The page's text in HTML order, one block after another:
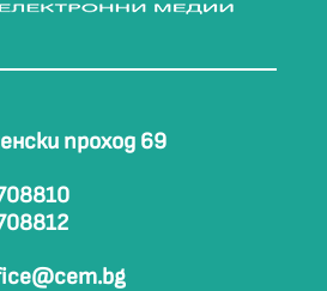
проход 69